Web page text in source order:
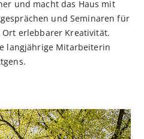
und macht das Haus mit
und Seminaren für
erlebbarer Kreativität.
langjährige Mitarbeiterin